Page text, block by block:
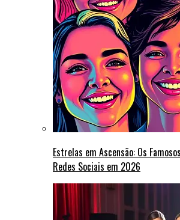
Estrelas em Ascensão: Os
Redes Sociais em 2026